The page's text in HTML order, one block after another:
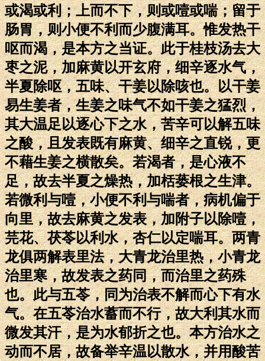
或渴或利；上而不下，则或噎或喘；留于
肠胃，则小便不利而少腹满耳。惟发热干
呕而渴，是本方之当证。此于桂枝汤去大
枣之泥，加麻黄以开玄府，细辛逐水气，
半夏除呕，五味、干姜以除咳也。以干姜
易生姜者，生姜之味气不如干姜之猛烈，
其大温足以逐心下之水，苦辛可以解五味
之酸，且发表既有麻黄、细辛之直锐，更
不藉生姜之横散矣。若渴者，是心液不
足，故去半夏之燥热，加栝蒌根之生津。
若微利与噎，小便不利与喘者，病机偏于
向里，故去麻黄之发表，加附子以除噎，
芫花、茯苓以利水，杏仁以定喘耳。两青
龙俱两解表里法，大青龙治里热，小青龙
治里寒，故发表之药同，而治里之药殊
也。此与五苓，同为治表不解而心下有水
气。在五苓治水蓄而不行，故大利其水而
微发其汗，是为水郁折之也。本方治水之
动而不居，故备举辛温以散水，并用酸苦